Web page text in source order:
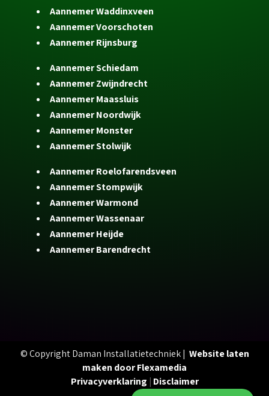
Aannemer Waddinxveen
Aannemer Voorschoten
Aannemer Rijnsburg
Aannemer Schiedam
Aannemer Zwijndrecht
Aannemer Maassluis
Aannemer Noordwijk
Aannemer Monster
Aannemer Stolwijk
Aannemer Roelofarendsveen
Aannemer Stompwijk
Aannemer Warmond
Aannemer Wassenaar
Aannemer Heijde
Aannemer Barendrecht
© Copyright Daman Installatietechniek | Website laten
maken door Flexamedia
Privacyverklaring | Disclaimer